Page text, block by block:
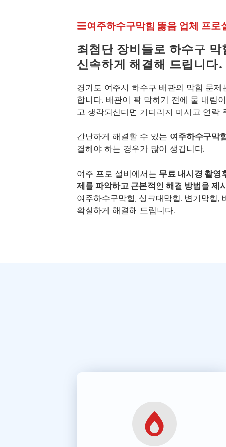
여주하수구막힘 뚫음 업체 프로
최첨단 장비들로 하수구
신속하게 해결해 드립니다.
경기도 여주시 하수구 배관의 막힘 문
합니다. 배관이 꽉 막히기 전에 물 내림
고 생각되신다면 기다리지 마시고 연락
간단하게 해결할 수 있는 여주하수구막
결해야 하는 경우가 많이 생깁니다.
여주 프로 설비에서는 무료 내시경 촬영
제를 파악하고 근본적인 해결 방법을 제
여주하수구막힘, 싱크대막힘, 변기막힘,
확실하게 해결해 드립니다.